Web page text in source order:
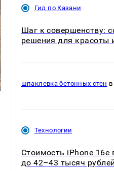
Гид по Казани
Шаг к совершенству:
решения для красоты
шпаклевка бетонных стен
Технологии
Стоимость iPhone 16e
до 42–43 тысяч рублей